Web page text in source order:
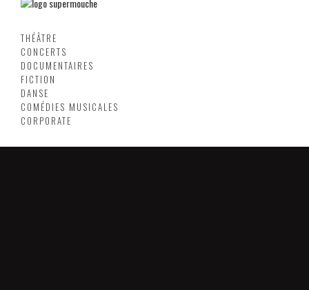
THÉÂTRE
CONCERTS
DOCUMENTAIRES
FICTION
DANSE
COMÉDIES MUSICALES
CORPORATE